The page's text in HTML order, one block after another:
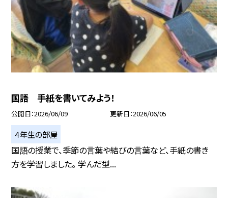
国語 手紙を書いてみよう！
公開日 2026/06/09 更新日 2026/06/05
４年生の部屋
国語の授業で、季節の言葉や結びの言葉など、手紙の書き
方を学習しました。 学んだ型...